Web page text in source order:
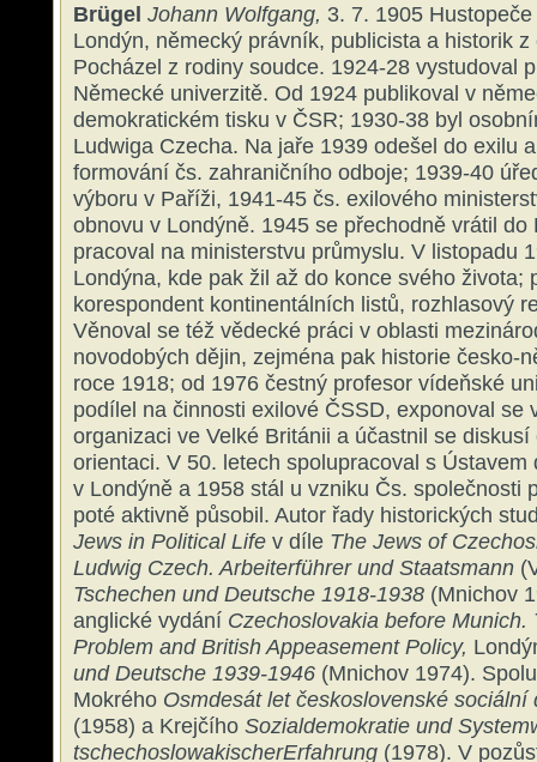
Brügel Johann Wolfgang, 3. 7. 1905
Londýn, německý právník, publicista a historik
Pocházel z rodiny soudce. 1924-28 vystudoval
Německé univerzitě. Od 1924 publikoval v
demokratickém tisku v ČSR; 1930-38 byl
Ludwiga Czecha. Na jaře 1939 odešel do exilu
formování čs. zahraničního odboje; 1939-40
výboru v Paříži, 1941-45 čs. exilového
obnovu v Londýně. 1945 se přechodně vrátil do
pracoval na ministerstvu průmyslu. V listopadu
Londýna, kde pak žil až do konce svého života;
korespondent kontinentálních listů, rozhlasový
Věnoval se též vědecké práci v oblasti
novodobých dějin, zejména pak historie česko-
roce 1918; od 1976 čestný profesor vídeňské
podílel na činnosti exilové ČSSD, exponoval se
organizaci ve Velké Británii a účastnil se
orientaci. V 50. letech spolupracoval s Ústavem
v Londýně a 1958 stál u vzniku Čs. společnosti
poté aktivně působil. Autor řady historických
Jews in Political Life v díle The Jews of
Ludwig Czech. Arbeiterführer und Staatsmann
Tschechen und Deutsche 1918-1938 (Mnichov
anglické vydání Czechoslovakia before Munich.
Problem and British Appeasement Policy,
und Deutsche 1939-1946 (Mnichov 1974).
Mokrého Osmdesát let československé sociální
(1958) a Krejčího Sozialdemokratie und
tschechoslowakischerErfahrung (1978). V